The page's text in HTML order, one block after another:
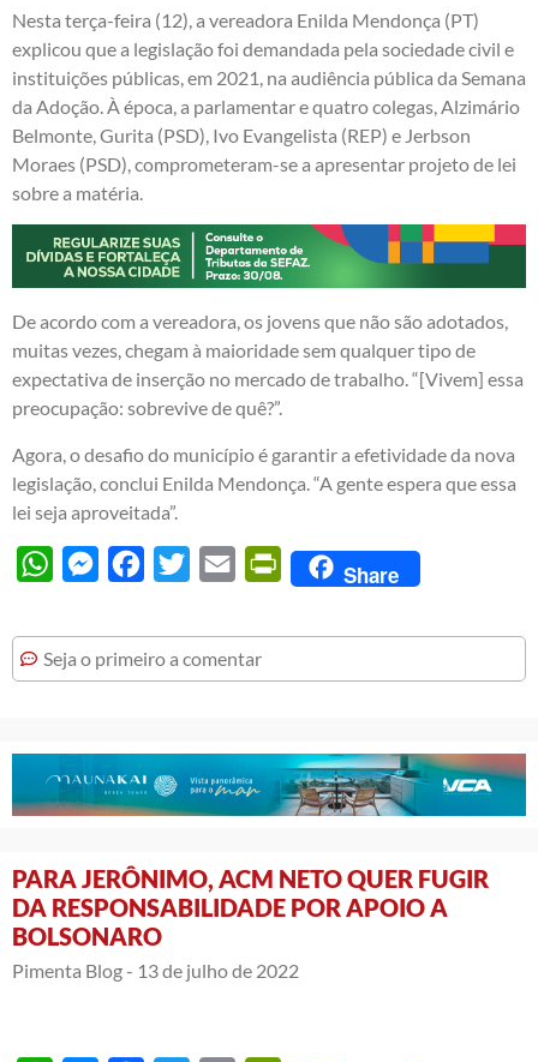
Nesta terça-feira (12), a vereadora Enilda Mendonça (PT)
explicou que a legislação foi demandada pela sociedade civil e
instituições públicas, em 2021, na audiência pública da Semana
da Adoção. À época, a parlamentar e quatro colegas, Alzimário
Belmonte, Gurita (PSD), Ivo Evangelista (REP) e Jerbson
Moraes (PSD), comprometeram-se a apresentar projeto de lei
sobre a matéria.
De acordo com a vereadora, os jovens que não são adotados,
muitas vezes, chegam à maioridade sem qualquer tipo de
expectativa de inserção no mercado de trabalho. “[Vivem] essa
preocupação: sobrevive de quê?”.
Agora, o desafio do município é garantir a efetividade da nova
legislação, conclui Enilda Mendonça. “A gente espera que essa
lei seja aproveitada”.
WhatsAppMessengerFacebook
Twitter Email PrintFriendly
Share
Seja o primeiro a comentar
PARA JERÔNIMO, ACM NETO QUER FUGIR
DA RESPONSABILIDADE POR APOIO A
BOLSONARO
Pimenta Blog - 13 de julho de 2022